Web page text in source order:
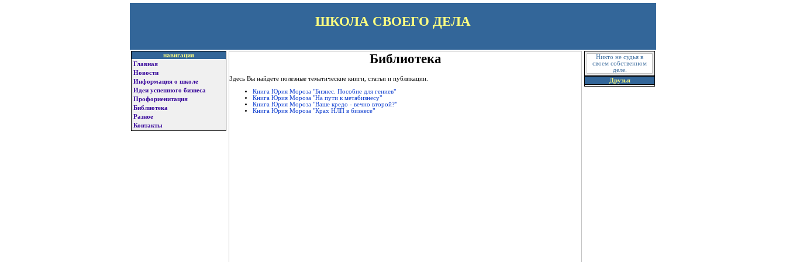
ШКОЛА СВОЕГО ДЕЛА
навигация
Главная
Новости
Информация о школе
Идеи успешного бизнеса
Профориенитация
Библиотека
Разное
Контакты
Библиотека
Здесь Вы найдете полезные тематические книги, статьи и публикации.
Книга Юрия Мороза "Бизнес. Пособие для гениев"
Книга Юрия Мороза "На пути к метабизнесу"
Книга Юрия Мороза "Ваше кредо - вечно второй?"
Книга Юрия Мороза "Крах НЛП в бизнесе"
Никто не судья в
своем собственном
деле.
Друзья